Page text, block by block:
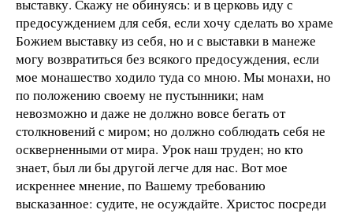
выставку. Скажу не обинуясь: и в церковь иду с
предосуждением для себя, если хочу сделать во храме
Божием выставку из себя, но и с выставки в манеже
могу возвратиться без всякого предосуждения, если
мое монашество ходило туда со мною. Мы монахи, но
по положению своему не пустынники; нам
невозможно и даже не должно вовсе бегать от
столкновений с миром; но должно соблюдать себя не
оскверненными от мира. Урок наш труден; но кто
знает, был ли бы другой легче для нас. Вот мое
искреннее мнение, по Вашему требованию
высказанное: судите, не осуждайте. Христос посреди